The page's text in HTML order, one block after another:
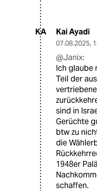
KA Kai Ayadi
07.08.2025,
@Janix:
Ich glaube
Teil der
sind in
Gerüchte
btw zu
die
1948er
schaffen.